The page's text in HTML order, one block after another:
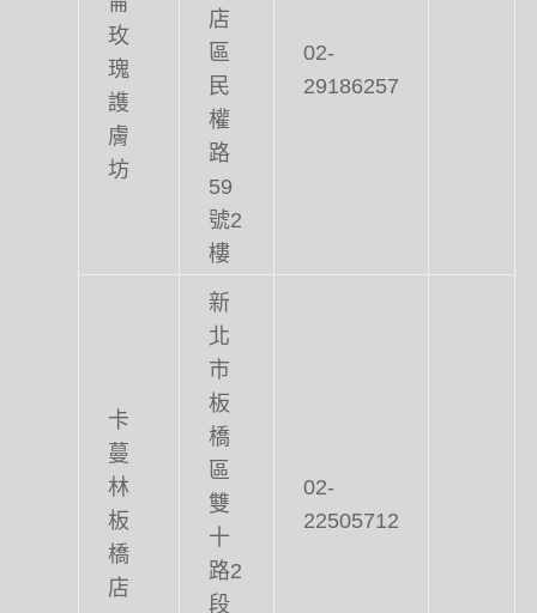
玫
瑰
謢
膚
坊
店
區
民
權
路
59
號2
樓
02-
29186257
卡
蔓
林
板
橋
店
新
北
市
板
橋
區
雙
十
路2
段
02-
22505712